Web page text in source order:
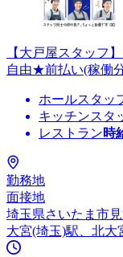
【大戸屋スタッフ
自由★前払い(稼働
ホールスタッ
キッチンスタ
レストラン時
勤務地
面接地
埼玉県さいたま市
大宮(埼玉)駅、北大